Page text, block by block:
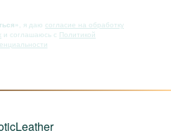
, я даю согласие на обработку
и соглашаюсь с Политикой